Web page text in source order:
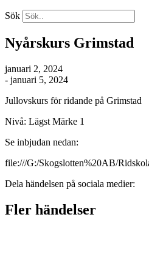
Sök
Nyårskurs Grimstad
januari 2, 2024
- januari 5, 2024
Jullovskurs för ridande på Grimstad
Nivå: Lägst Märke 1
Se inbjudan nedan:
file:///G:/Skogslotten%20AB/
Dela händelsen på sociala medier:
Fler händelser